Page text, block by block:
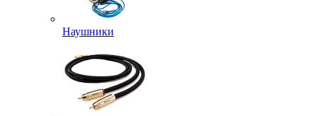
Наушники